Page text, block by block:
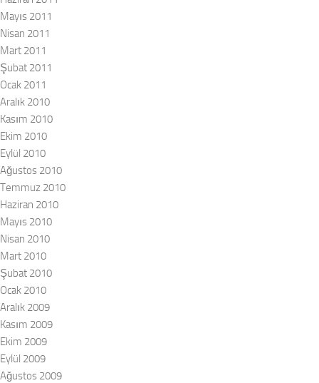
Mayıs 2011
Nisan 2011
Mart 2011
Şubat 2011
Ocak 2011
Aralık 2010
Kasım 2010
Ekim 2010
Eylül 2010
Ağustos 2010
Temmuz 2010
Haziran 2010
Mayıs 2010
Nisan 2010
Mart 2010
Şubat 2010
Ocak 2010
Aralık 2009
Kasım 2009
Ekim 2009
Eylül 2009
Ağustos 2009